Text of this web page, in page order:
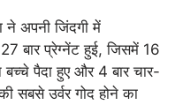
ने अपनी जिंदगी में
बार प्रेग्नेंट हुई, जिसमें 16
बच्चे पैदा हुए और 4 बार चार-
सबसे उर्वर गोद होने का